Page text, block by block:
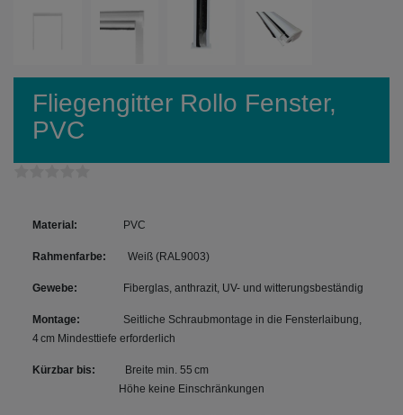
Fliegengitter Rollo Fenster,
PVC
Material: PVC
Rahmenfarbe: Weiß (RAL9003)
Gewebe: Fiberglas, anthrazit, UV- und witterungsbeständig
Montage: Seitliche Schraubmontage in die Fensterlaibung
4 cm Mindesttiefe erforderlich
Kürzbar bis: Breite min. 55 cm
Höhe keine Einschränkungen